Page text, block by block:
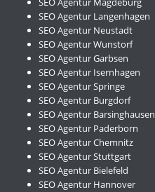
SEO Agentur Langenhagen
SEO Agentur Neustadt
SEO Agentur Wunstorf
SEO Agentur Garbsen
SEO Agentur Isernhagen
SEO Agentur Springe
SEO Agentur Burgdorf
SEO Agentur Barsinghausen
SEO Agentur Paderborn
SEO Agentur Chemnitz
SEO Agentur Stuttgart
SEO Agentur Bielefeld
SEO Agentur Hannover